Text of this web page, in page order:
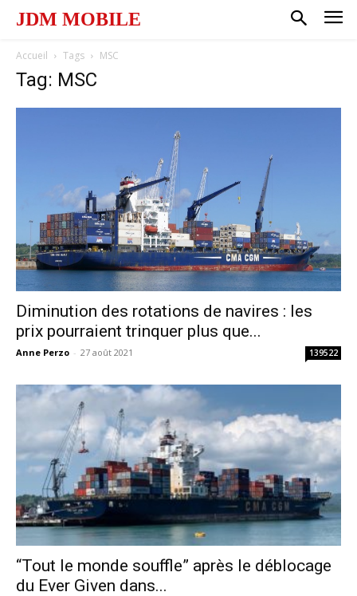
JDM MOBILE
Accueil Tags MSC
Tag: MSC
Diminution des rotations de navires : les
prix pourraient trinquer plus que...
Anne Perzo - 27 août 2021 139522
“Tout le monde souffle” après le déblocage
du Ever Given dans...